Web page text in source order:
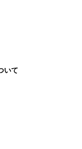
いて